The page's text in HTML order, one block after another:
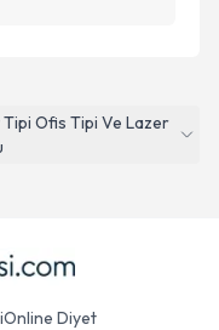
Ofis Tipi Ve Lazer
Online Diyet